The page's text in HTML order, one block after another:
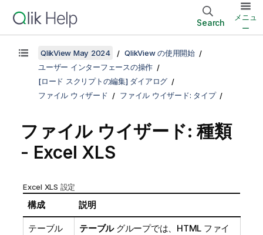
Search
メニュ
ー
QlikView May 2024
QlikView の使用開始
ユーザー インターフェースの操作
[ロード スクリプトの編集] ダイアログ
ファイル ウィザード
ファイル ウイザード: タイプ
ファイル ウイザード: 種類
- Excel XLS
Excel XLS 設定
構成 説明
テーブル テーブルグループでは、HTML ファイ